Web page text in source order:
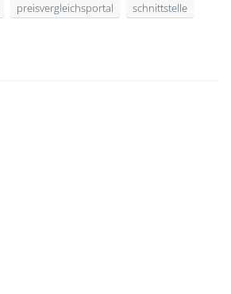
preisvergleichsportal
schnittstelle